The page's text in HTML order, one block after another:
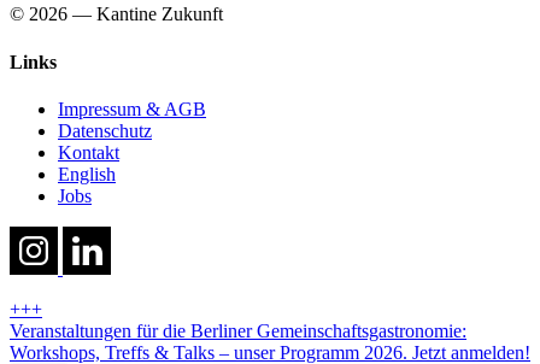
© 2026 — Kantine Zukunft
Links
Impressum & AGB
Datenschutz
Kontakt
English
Jobs
+++
Veranstaltungen für die Berliner Gemeinschaftsgastronomie:
Workshops, Treffs & Talks – unser Programm 2026. Jetzt anmelden!